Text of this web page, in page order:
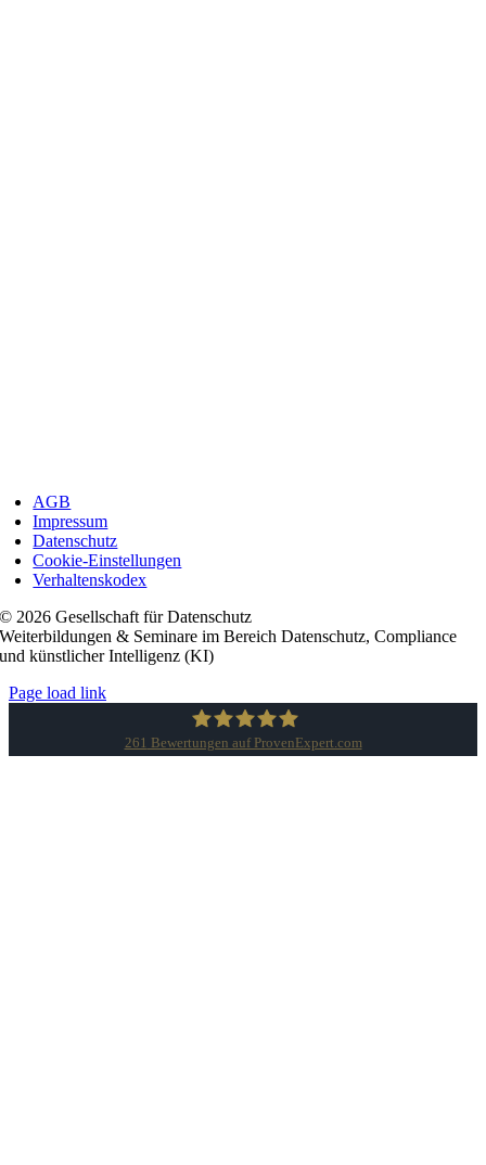
AGB
Impressum
Datenschutz
Cookie-Einstellungen
Verhaltenskodex
© 2026 Gesellschaft für Datenschutz
Weiterbildungen & Seminare im Bereich Datenschutz, Compliance
und künstlicher Intelligenz (KI)
Page load link
261 Bewertungen auf ProvenExpert.com